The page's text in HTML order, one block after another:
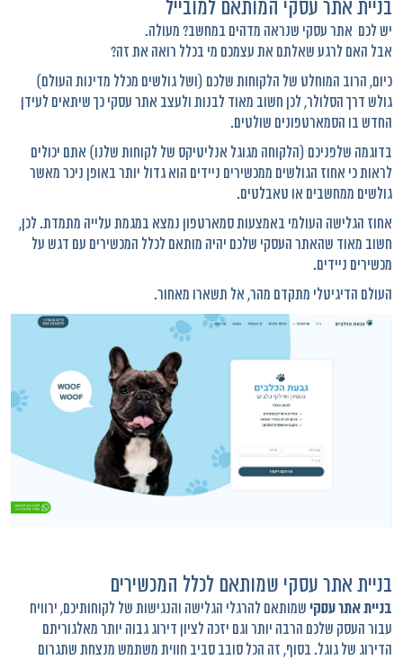
בניית אתר עסקי המותאם למובייל
יש לכם אתר עסקי שנראה מדהים במחשב? מעולה.
אבל האם לרגע שאלתם את עצמכם מי בכלל רואה את זה?
כיום, הרוב המוחלט של הלקוחות שלכם (ושל גולשים מכלל מדינות העולם)
גולש דרך הסלולר, לכן חשוב מאוד לבנות ולעצב אתר עסקי כך שיתאים לעידן
החדש בו הסמארטפונים שולטים.
בדוגמה שלפניכם (הלקוחה מגוגל אנליטיקס של לקוחות שלנו) אתם יכולים
לראות כי אחוז הגולשים ממכשירים ניידים הוא גדול יותר באופן ניכר מאשר
גולשים ממחשבים או טאבלטים.
אחוז הגלישה העולמי באמצעות סמארטפון נמצא במגמת עלייה מתמדת. לכן,
חשוב מאוד שהאתר העסקי שלכם יהיה מותאם לכלל המכשירים עם דגש על
מכשירים ניידים.
העולם הדיגיטלי מתקדם מהר, אל תשארו מאחור.
בניית אתר עסקי שמותאם לכלל המכשירים
בניית אתר עסקי שמותאם להרגלי הגלישה והנגישות של לקוחותיכם, ירוויח
עבור העסק שלכם הרבה יותר וגם יזכה לציון דירוג גבוה יותר מאלגוריתם
הדירוג של גוגל. בסוף, זה הכל סובב סביב חווית משתמש מנצחת שתגרום